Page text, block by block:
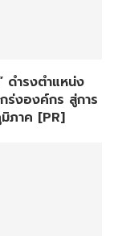
ดำรงตำแหน่ง
ร่งองค์กร สู่การ
ภาค [PR]